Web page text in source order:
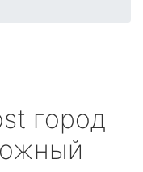
город